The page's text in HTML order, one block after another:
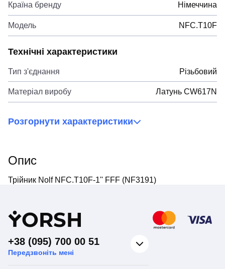
Країна бренду Німеччина
Модель NFC.T10F
Технічні характеристики
Тип з'єднання Різьбовий
Матеріал виробу Латунь CW617N
Розгорнути характеристики
Опис
Трійник Nolf NFC.T10F-1'' FFF (NF3191)
YORSH
+38 (095) 700 00 51
Передзвоніть мені